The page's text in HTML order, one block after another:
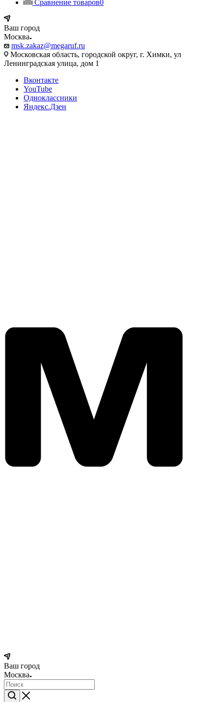
Сравнение товаров0
Ваш город
Москва
msk.zakaz@megaruf.ru
Московская область, городской округ, г. Химки, ул
Ленинградская улица, дом 1
Вконтакте
YouTube
Одноклассники
Яндекс.Дзен
Ваш город
Москва